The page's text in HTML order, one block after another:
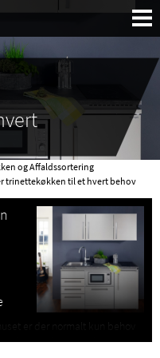
og Affaldssortering
trinettekøkken til et hvert behov
er der normalt kun behov
Derfor er et trinette,